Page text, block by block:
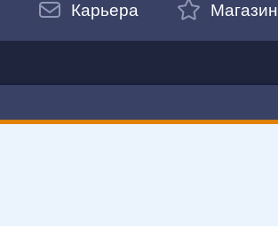
Карьера Магазин